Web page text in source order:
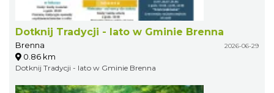
Dotknij Tradycji - lato w Gminie Brenna
Brenna 2026-06-29
0.86 km
Dotknij Tradycji - lato w Gminie Brenna